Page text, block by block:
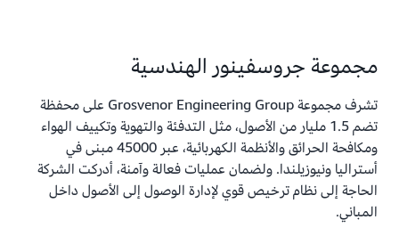
مجموعة جروسفينور الهندسية
تشرف مجموعة Grosvenor Engineering Group على محفظة
تضم 1.5 مليار من الأصول، مثل التدفئة والتهوية وتكييف الهواء
ومكافحة الحرائق والأنظمة الكهربائية، عبر 45000 مبنى في
أستراليا ونيوزيلندا. ولضمان عمليات فعالة وآمنة، أدركت الشركة
الحاجة إلى نظام ترخيص قوي لإدارة الوصول إلى الأصول داخل
المباني.